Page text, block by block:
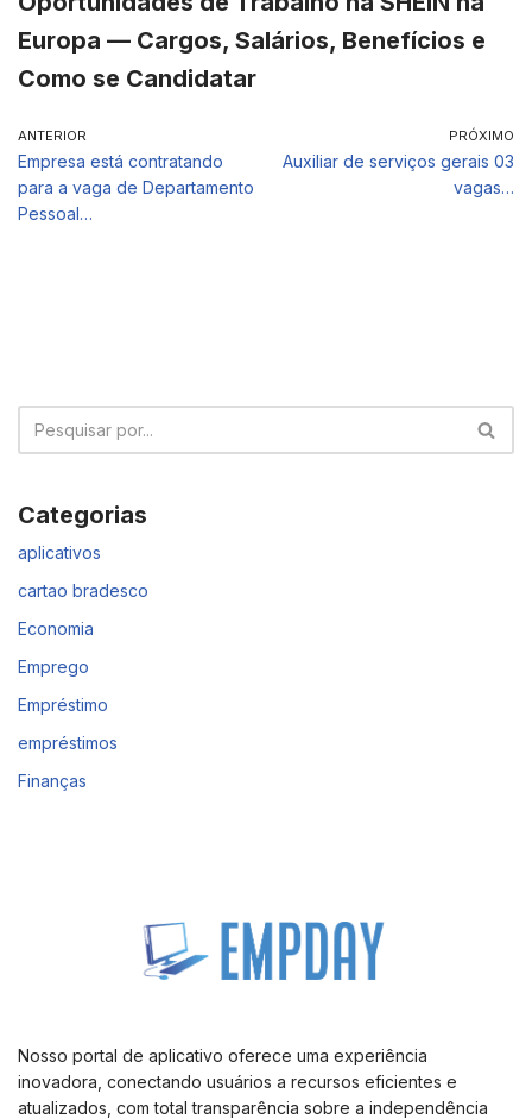
Europa — Cargos, Salários, Benefícios e
Como se Candidatar
ANTERIOR
Empresa está contratando
para a vaga de Departamento
Pessoal…
PRÓXIMO
Auxiliar de serviços gerais 03
vagas…
Categorias
aplicativos
cartao bradesco
Economia
Emprego
Empréstimo
empréstimos
Finanças
Nosso portal de aplicativo oferece uma experiência
inovadora, conectando usuários a recursos eficientes e
atualizados, com total transparência sobre a independência